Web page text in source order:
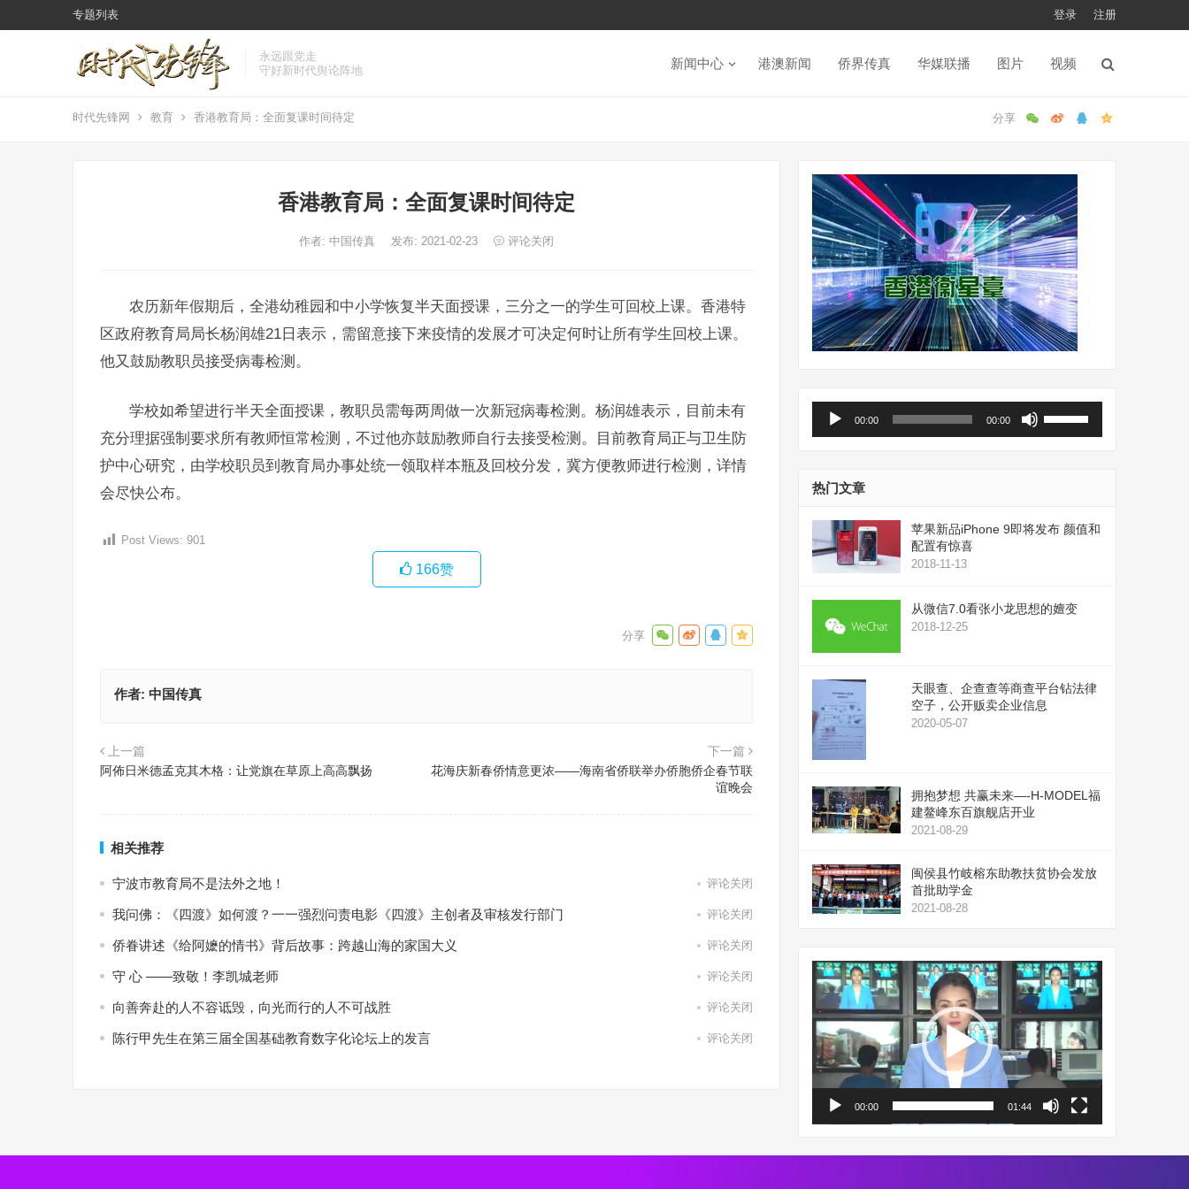
专题列表 登录 注册
永远跟党走
守好新时代舆论阵地
新闻中心 港澳新闻 侨界传真 华媒联播 图片 视频
时代先锋网 教育 香港教育局：全面复课时间待定
香港教育局：全面复课时间待定
作者: 中国传真 发布: 2021-02-23 评论关闭
农历新年假期后，全港幼稚园和中小学恢复半天面授课，三分之一的学生可回校上课。香港特
区政府教育局局长杨润雄21日表示，需留意接下来疫情的发展才可决定何时让所有学生回校上课。
他又鼓励教职员接受病毒检测。
学校如希望进行半天全面授课，教职员需每两周做一次新冠病毒检测。杨润雄表示，目前未有
充分理据强制要求所有教师恒常检测，不过他亦鼓励教师自行去接受检测。目前教育局正与卫生防
护中心研究，由学校职员到教育局办事处统一领取样本瓶及回校分发，冀方便教师进行检测，详情
会尽快公布。
Post Views: 901
166赞
作者: 中国传真
上一篇
阿佈日米德孟克其木格：让党旗在草原上高高飘扬
下一篇
花海庆新春侨情意更浓——海南省侨联举办侨胞侨企春节联
谊晚会
相关推荐
宁波市教育局不是法外之地！ 评论关闭
我问佛：《四渡》如何渡？一一强烈问责电影《四渡》主创者及审核发行部门 评论关闭
侨眷讲述《给阿嬷的情书》背后故事：跨越山海的家国大义 评论关闭
守 心 ——致敬！李凯城老师 评论关闭
向善奔赴的人不容诋毁，向光而行的人不可战胜 评论关闭
陈行甲先生在第三届全国基础教育数字化论坛上的发言 评论关闭
器
00:00 00:00
头
键
或
量。
热门文章
苹果新品iPhone 9即将发布 颜值和
配置有惊喜
2018-11-13
从微信7.0看张小龙思想的嬗变
2018-12-25
天眼查、企查查等商查平台钻法律
空子，公开贩卖企业信息
2020-05-07
拥抱梦想 共赢未来—-H-MODEL福
建鳌峰东百旗舰店开业
2021-08-29
闽侯县竹岐榕东助教扶贫协会发放
首批助学金
2021-08-28
视
频
播
放
器
00:00 01:44